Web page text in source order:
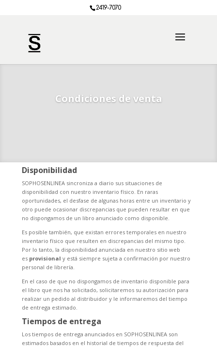
2419-7070
Condiciones de venta
Disponibilidad
SOPHOSENLINEA sincroniza a diario sus situaciones de
disponibilidad con nuestro inventario físico. En raras
oportunidades, el desfase de algunas horas entre un inventario y
otro puede ocasionar discrepancias que pueden resultar en que
no dispongamos de un libro anunciado como disponible.
Es posible también, que existan errores temporales en nuestro
inventario físico que resulten en discrepancias del mismo tipo.
Por lo tanto, la disponibilidad anunciada en nuestro sitio web
es provisional y está siempre sujeta a confirmación por nuestro
personal de librería.
En el caso de que no dispongamos de inventario disponible para
el libro que nos ha solicitado, solicitaremos su autorización para
realizar un pedido al distribuidor y le informaremos del tiempo
de entrega estimado.
Tiempos de entrega
Los tiempos de entrega anunciados en SOPHOSENLINEA son
estimados basados en el historial de tiempos de respuesta del